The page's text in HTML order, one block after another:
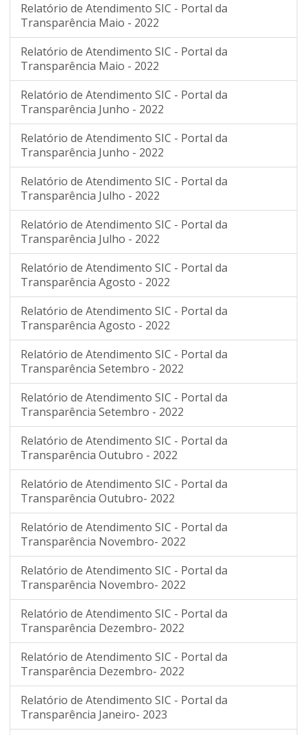
Relatório de Atendimento SIC - Portal da
Transparência Maio - 2022
Relatório de Atendimento SIC - Portal da
Transparência Maio - 2022
Relatório de Atendimento SIC - Portal da
Transparência Junho - 2022
Relatório de Atendimento SIC - Portal da
Transparência Junho - 2022
Relatório de Atendimento SIC - Portal da
Transparência Julho - 2022
Relatório de Atendimento SIC - Portal da
Transparência Julho - 2022
Relatório de Atendimento SIC - Portal da
Transparência Agosto - 2022
Relatório de Atendimento SIC - Portal da
Transparência Agosto - 2022
Relatório de Atendimento SIC - Portal da
Transparência Setembro - 2022
Relatório de Atendimento SIC - Portal da
Transparência Setembro - 2022
Relatório de Atendimento SIC - Portal da
Transparência Outubro - 2022
Relatório de Atendimento SIC - Portal da
Transparência Outubro- 2022
Relatório de Atendimento SIC - Portal da
Transparência Novembro- 2022
Relatório de Atendimento SIC - Portal da
Transparência Novembro- 2022
Relatório de Atendimento SIC - Portal da
Transparência Dezembro- 2022
Relatório de Atendimento SIC - Portal da
Transparência Dezembro- 2022
Relatório de Atendimento SIC - Portal da
Transparência Janeiro- 2023